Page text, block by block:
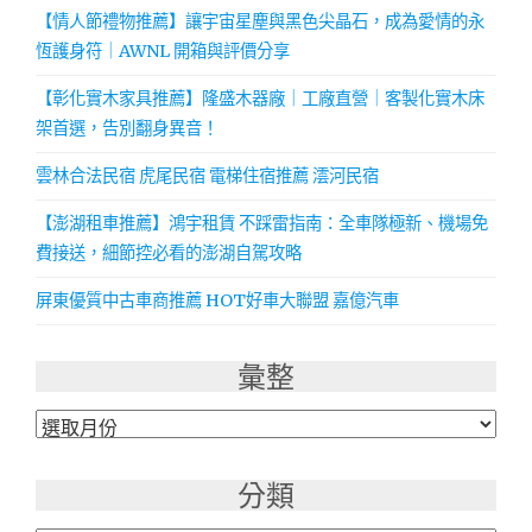
【情人節禮物推薦】讓宇宙星塵與黑色尖晶石，成為愛情的永
恆護身符｜AWNL 開箱與評價分享
【彰化實木家具推薦】隆盛木器廠｜工廠直營｜客製化實木床
架首選，告別翻身異音！
雲林合法民宿 虎尾民宿 電梯住宿推薦 澐河民宿
【澎湖租車推薦】鴻宇租賃 不踩雷指南：全車隊極新、機場免
費接送，細節控必看的澎湖自駕攻略
屏東優質中古車商推薦 HOT好車大聯盟 嘉億汽車
彙整
彙
分類